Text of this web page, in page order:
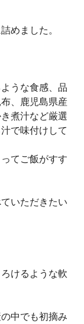
めました。
うな食感、品
、鹿児島県産
煮汁など厳選
で味付けして
てご飯がすす
いただきたい
けるような軟
中でも初摘み